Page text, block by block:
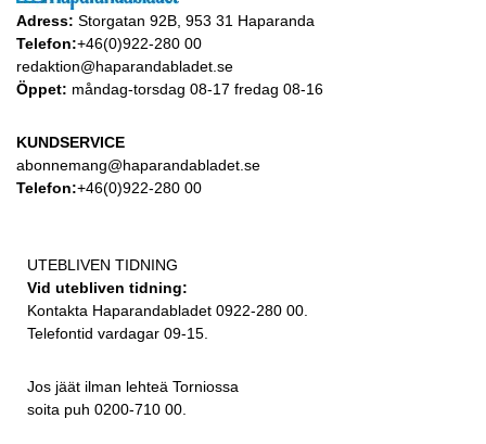
Adress: Storgatan 92B, 953 31 Haparanda
Telefon:+46(0)922-280 00
redaktion@haparandabladet.se
Öppet: måndag-torsdag 08-17 fredag 08-16
KUNDSERVICE
abonnemang@haparandabladet.se
Telefon:+46(0)922-280 00
UTEBLIVEN TIDNING
Vid utebliven tidning:
Kontakta Haparandabladet 0922-280 00.
Telefontid vardagar 09-15.
Jos jäät ilman lehteä Torniossa
soita puh 0200-710 00.